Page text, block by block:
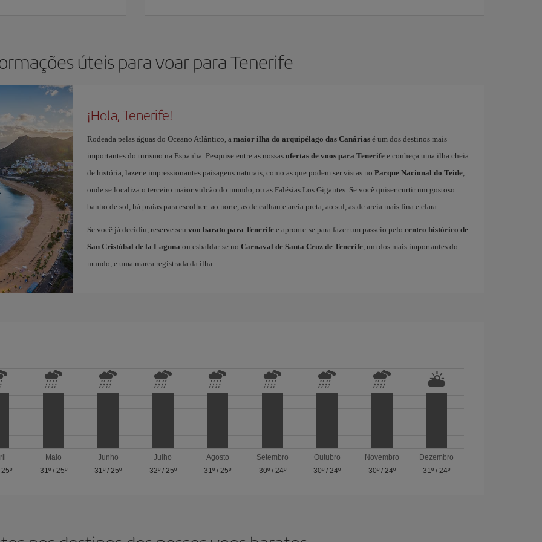
úteis para voar para Tenerife
¡Hola, Tenerife!
Rodeada pelas águas do Oceano Atlântico, a maior ilha do arquipélago das Canáriasé um dos destinos mais
importantes do turismo na Espanha. Pesquise entre as nossas ofertas de voos para Tenerifee conheça uma ilha cheia
de história, lazer e impressionantes paisagens naturais, como as que podem ser vistas no Parque Nacional do Teide,
onde se localiza o terceiro maior vulcão do mundo, ou as Falésias Los Gigantes. Se você quiser curtir um gostoso
banho de sol, há praias para escolher: ao norte, as de calhau e areia preta, ao sul, as de areia mais fina e clara.
Se você já decidiu, reserve seu voo barato para Tenerifee apronte-se para fazer um passeio pelo centro histórico de
San Cristóbal de la Laguna ou esbaldar-se no Carnaval de Santa Cruz de Tenerife, um dos mais importantes do
mundo, e uma marca registrada da ilha.
25º
Maio
31º/ 25º
Junho
31º /25º
Julho
32º/ 25º
Agosto
31º /25º
Setembro
30º/ 24º
Outubro
30º /24º
Novembro
30º/ 24º
Dezembro
31º /24º